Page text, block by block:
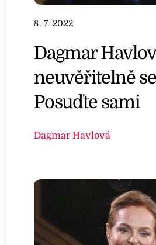
8. 7. 2022
Dagmar
neuvěřitelně
Posuďte sami
Dagmar Havlová